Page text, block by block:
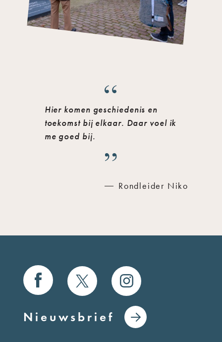
Hier komen geschiedenis en
toekomst bij elkaar. Daar voel ik
me goed bij.
Rondleider Niko
Nieuwsbrief